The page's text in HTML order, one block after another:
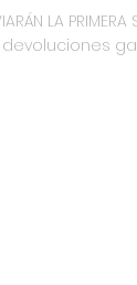
LA PRIMERA
devoluciones